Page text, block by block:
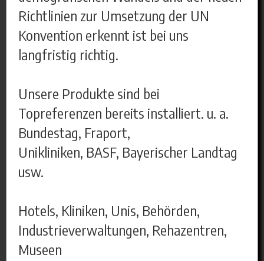
Richtlinien zur Umsetzung der UN
Konvention erkennt ist bei uns
langfristig richtig.
Unsere Produkte sind bei
Topreferenzen bereits installiert. u. a.
Bundestag, Fraport,
Unikliniken, BASF, Bayerischer Landtag
usw.
Hotels, Kliniken, Unis, Behörden,
Industrieverwaltungen, Rehazentren,
Museen